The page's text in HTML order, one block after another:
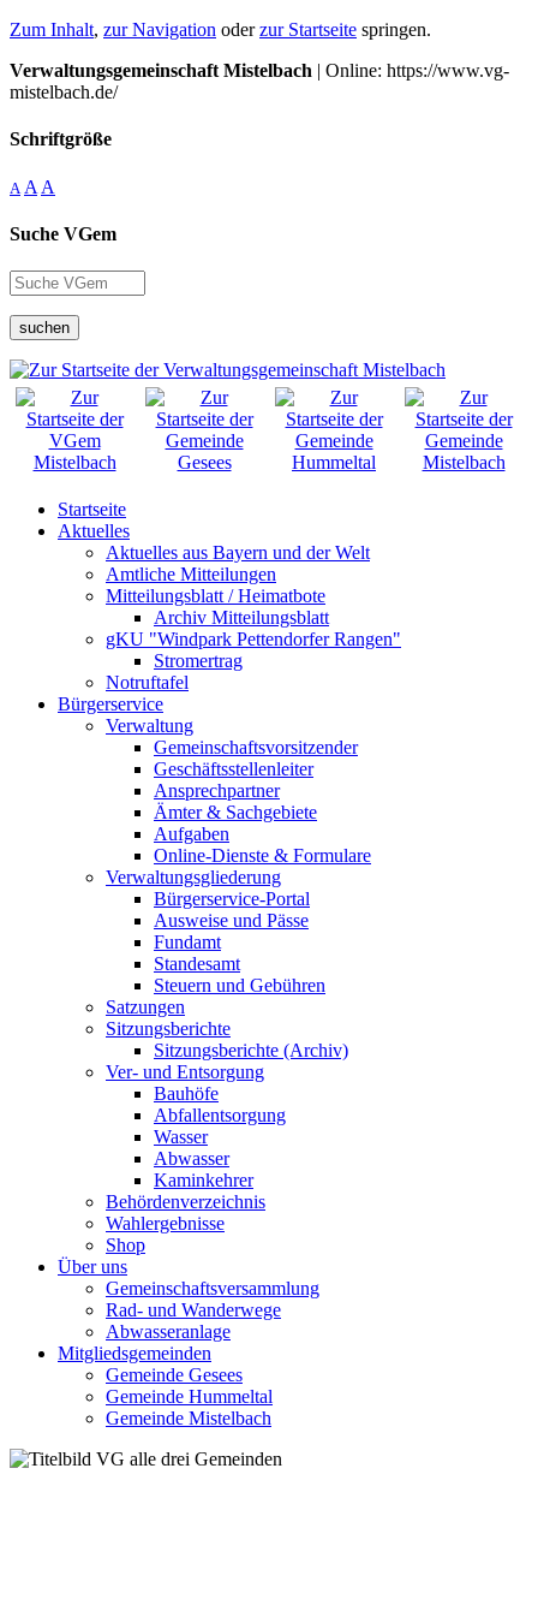
Zum Inhalt, zur Navigation oderzur Startseite springen.
Verwaltungsgemeinschaft Mistelbach | Online: https://www.vg-
mistelbach.de/
Schriftgröße
A A A
Suche VGem
suchen
Startseite
Aktuelles
Aktuelles aus Bayern und der Welt
Amtliche Mitteilungen
Mitteilungsblatt / Heimatbote
Archiv Mitteilungsblatt
gKU "Windpark Pettendorfer Rangen"
Stromertrag
Notruftafel
Bürgerservice
Verwaltung
Gemeinschaftsvorsitzender
Geschäftsstellenleiter
Ansprechpartner
Ämter & Sachgebiete
Aufgaben
Online-Dienste & Formulare
Verwaltungsgliederung
Bürgerservice-Portal
Ausweise und Pässe
Fundamt
Standesamt
Steuern und Gebühren
Satzungen
Sitzungsberichte
Sitzungsberichte (Archiv)
Ver- und Entsorgung
Bauhöfe
Abfallentsorgung
Wasser
Abwasser
Kaminkehrer
Behördenverzeichnis
Wahlergebnisse
Shop
Über uns
Gemeinschaftsversammlung
Rad- und Wanderwege
Abwasseranlage
Mitgliedsgemeinden
Gemeinde Gesees
Gemeinde Hummeltal
Gemeinde Mistelbach